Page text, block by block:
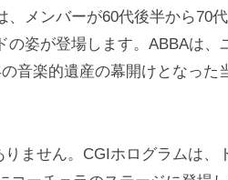
、メンバーが60代後半から70
姿が登場します。ABBAは、
音楽的遺産の幕開けとなった
ません。CGIホログラムは、